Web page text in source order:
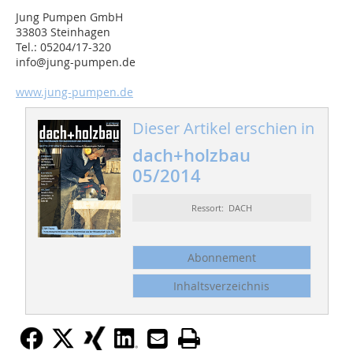
Jung Pumpen GmbH
33803 Steinhagen
Tel.: 05204/17-320
info@jung-pumpen.de
www.jung-pumpen.de
Dieser Artikel erschien in
dach+holzbau
05/2014
Ressort: DACH
Abonnement
Inhaltsverzeichnis